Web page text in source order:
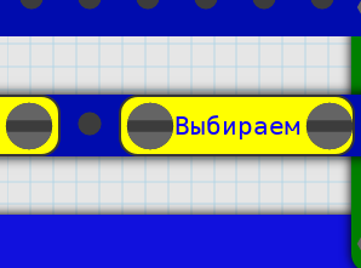
Выбираем